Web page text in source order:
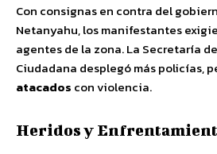
Con consignas en contra del
Netanyahu, los manifestantes
agentes de la zona. La Secretaría
Ciudadana desplegó más policías,
atacados con violencia.
Heridos y